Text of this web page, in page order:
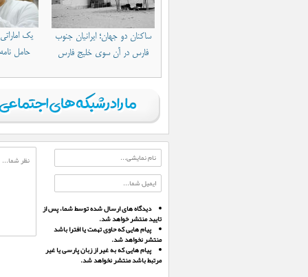
ساکنان دو جهان؛ ایرانیان جنوب
فارس در آن سوی خلیج فارس
یک
حامل
دیدگاه های ارسال شده توسط شما، پس از
تایید منتشر خواهد شد.
پیام هایی که حاوی تهمت یا افترا باشد
منتشر نخواهد شد.
پیام هایی که به غیر از زبان پارسی یا غیر
مرتبط باشد منتشر نخواهد شد.